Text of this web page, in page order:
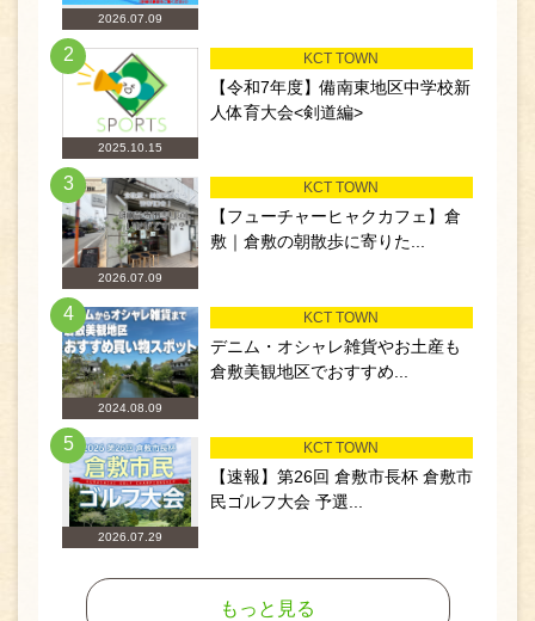
2026.07.09
2
2025.10.15
KCT TOWN
【令和7年度】備南東地区中学校新
人体育大会<剣道編>
3
2026.07.09
KCT TOWN
【フューチャーヒャクカフェ】倉
敷｜倉敷の朝散歩に寄りた...
4
2024.08.09
KCT TOWN
デニム・オシャレ雑貨やお土産も
倉敷美観地区でおすすめ...
5
2026.07.29
KCT TOWN
【速報】第26回 倉敷市長杯 倉敷市
民ゴルフ大会 予選...
もっと見る